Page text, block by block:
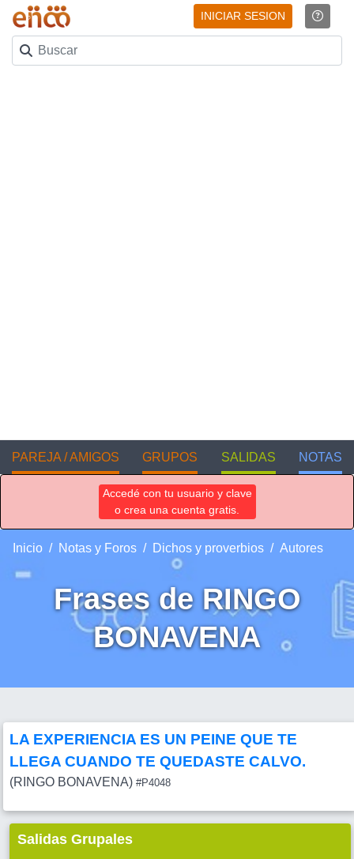
INICIAR SESION
PAREJA / AMIGOS GRUPOS SALIDAS NOTAS
Accedé con tu usuario y clave
o crea una cuenta gratis.
Inicio Notas y Foros Dichos y proverbios Autores
Frases de RINGO
BONAVENA
LA EXPERIENCIA ES UN PEINE QUE TE
LLEGA CUANDO TE QUEDASTE CALVO.
(RINGO BONAVENA) #P4048
Salidas Grupales